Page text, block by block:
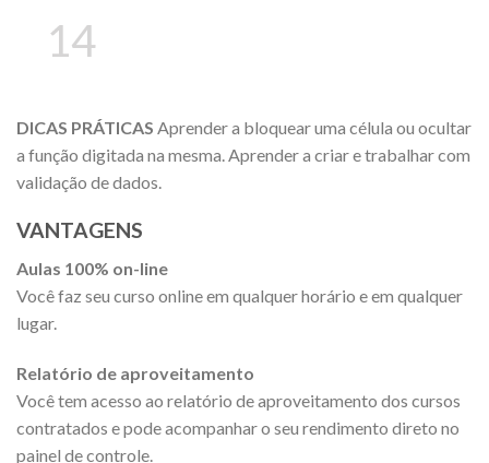
14
DICAS PRÁTICAS Aprender a bloquear uma célula ou ocultar
a função digitada na mesma. Aprender a criar e trabalhar com
validação de dados.
VANTAGENS
Aulas 100% on-line
Você faz seu curso online em qualquer horário e em qualquer
lugar.
Relatório de aproveitamento
Você tem acesso ao relatório de aproveitamento dos cursos
contratados e pode acompanhar o seu rendimento direto no
painel de controle.